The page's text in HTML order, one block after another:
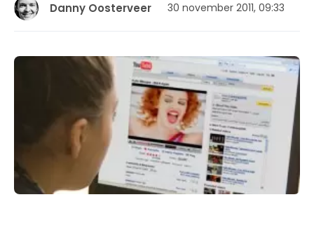
Danny Oosterveer 30 november 2011, 09:33